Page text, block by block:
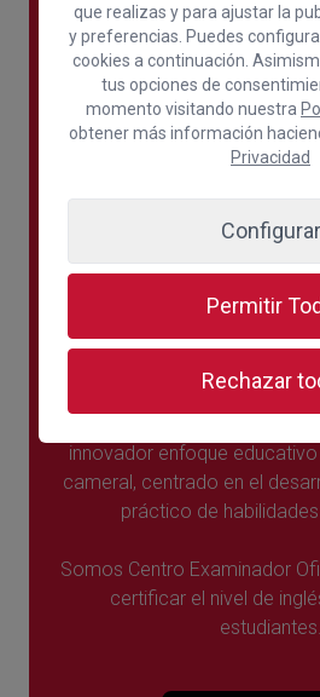
Escuela
innovador enfoque
cameral, centrado en el
práctico de habilidades
Somos Centro Examinador
certificar el nivel de
estudiantes.
que realizas y para ajustar la
y preferencias. Puedes
cookies a continuación.
tus opciones de
momento visitando nuestra
obtener más información
Privacidad
Configurar
Permitir
Rechazar